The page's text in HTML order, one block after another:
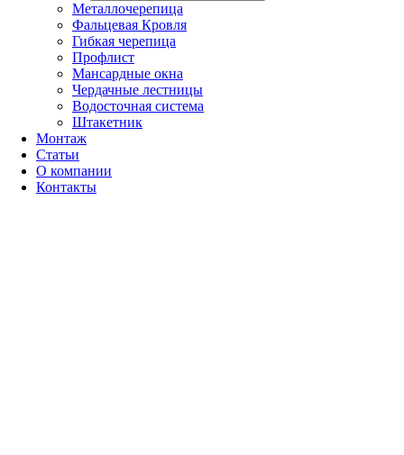
Металлочерепица
Фальцевая Кровля
Гибкая черепица
Профлист
Мансардные окна
Чердачные лестницы
Водосточная система
Штакетник
Монтаж
Статьи
О компании
Контакты